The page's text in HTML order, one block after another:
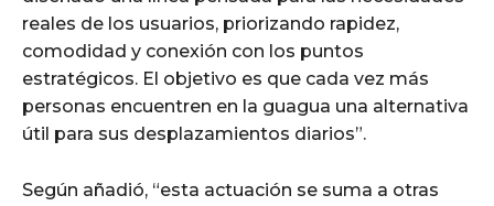
reales de los usuarios, priorizando rapidez,
comodidad y conexión con los puntos
estratégicos. El objetivo es que cada vez más
personas encuentren en la guagua una alternativa
útil para sus desplazamientos diarios”.
Según añadió, “esta actuación se suma a otras